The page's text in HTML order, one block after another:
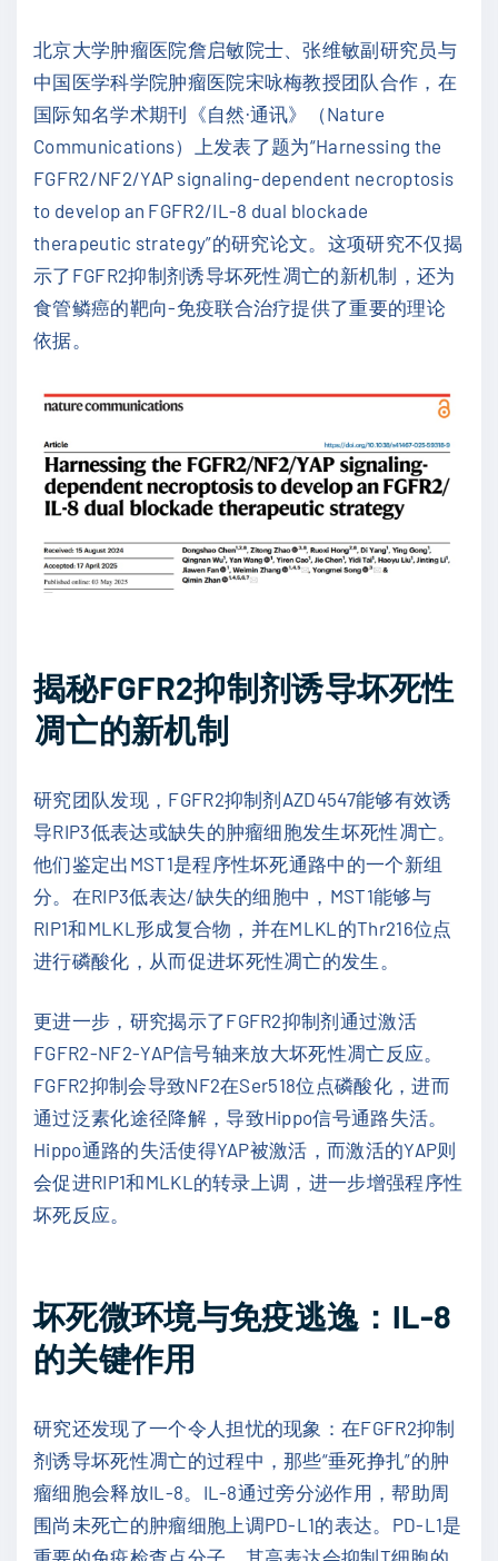
北京大学肿瘤医院詹启敏院士、张维敏副研究员与
中国医学科学院肿瘤医院宋咏梅教授团队合作，在
国际知名学术期刊《自然·通讯》（Nature
Communications）上发表了题为“Harnessing the
FGFR2/NF2/YAP signaling-dependent necroptosis
to develop an FGFR2/IL-8 dual blockade
therapeutic strategy”的研究论文。这项研究不仅揭
示了FGFR2抑制剂诱导坏死性凋亡的新机制，还为
食管鳞癌的靶向-免疫联合治疗提供了重要的理论
依据。
揭秘FGFR2抑制剂诱导坏死性
凋亡的新机制
研究团队发现，FGFR2抑制剂AZD4547能够有效诱
导RIP3低表达或缺失的肿瘤细胞发生坏死性凋亡。
他们鉴定出MST1是程序性坏死通路中的一个新组
分。在RIP3低表达/缺失的细胞中，MST1能够与
RIP1和MLKL形成复合物，并在MLKL的Thr216位点
进行磷酸化，从而促进坏死性凋亡的发生。
更进一步，研究揭示了FGFR2抑制剂通过激活
FGFR2-NF2-YAP信号轴来放大坏死性凋亡反应。
FGFR2抑制会导致NF2在Ser518位点磷酸化，进而
通过泛素化途径降解，导致Hippo信号通路失活。
Hippo通路的失活使得YAP被激活，而激活的YAP则
会促进RIP1和MLKL的转录上调，进一步增强程序性
坏死反应。
坏死微环境与免疫逃逸：IL-8
的关键作用
研究还发现了一个令人担忧的现象：在FGFR2抑制
剂诱导坏死性凋亡的过程中，那些“垂死挣扎”的肿
瘤细胞会释放IL-8。IL-8通过旁分泌作用，帮助周
围尚未死亡的肿瘤细胞上调PD-L1的表达。PD-L1是
重要的免疫检查点分子，其高表达会抑制T细胞的